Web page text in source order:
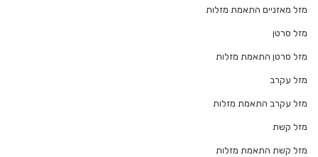
מזל מאזניים התאמת מזלות
מזל סרטן
מזל סרטן התאמת מזלות
מזל עקרב
מזל עקרב התאמת מזלות
מזל קשת
מזל קשת התאמת מזלות